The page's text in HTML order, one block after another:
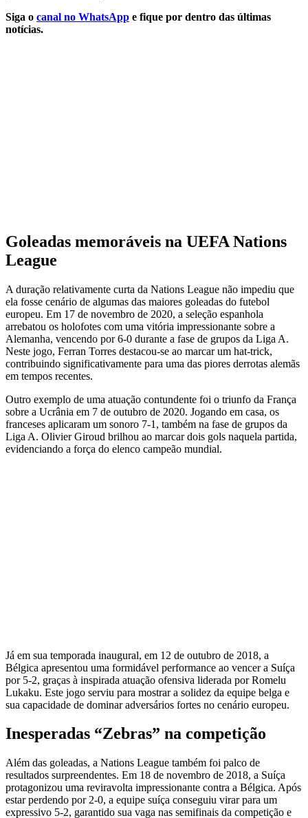
Siga o canal no WhatsApp e fique por dentro das últimas
notícias.
Goleadas memoráveis na UEFA Nations
League
A duração relativamente curta da Nations League não impediu que
ela fosse cenário de algumas das maiores goleadas do futebol
europeu. Em 17 de novembro de 2020, a seleção espanhola
arrebatou os holofotes com uma vitória impressionante sobre a
Alemanha, vencendo por 6-0 durante a fase de grupos da Liga A.
Neste jogo, Ferran Torres destacou-se ao marcar um hat-trick,
contribuindo significativamente para uma das piores derrotas alemãs
em tempos recentes.
Outro exemplo de uma atuação contundente foi o triunfo da França
sobre a Ucrânia em 7 de outubro de 2020. Jogando em casa, os
franceses aplicaram um sonoro 7-1, também na fase de grupos da
Liga A. Olivier Giroud brilhou ao marcar dois gols naquela partida,
evidenciando a força do elenco campeão mundial.
Já em sua temporada inaugural, em 12 de outubro de 2018, a
Bélgica apresentou uma formidável performance ao vencer a Suíça
por 5-2, graças à inspirada atuação ofensiva liderada por Romelu
Lukaku. Este jogo serviu para mostrar a solidez da equipe belga e
sua capacidade de dominar adversários fortes no cenário europeu.
Inesperadas “Zebras” na competição
Além das goleadas, a Nations League também foi palco de
resultados surpreendentes. Em 18 de novembro de 2018, a Suíça
protagonizou uma reviravolta impressionante contra a Bélgica. Após
estar perdendo por 2-0, a equipe suíça conseguiu virar para um
expressivo 5-2, garantido sua vaga nas semifinais da competição e